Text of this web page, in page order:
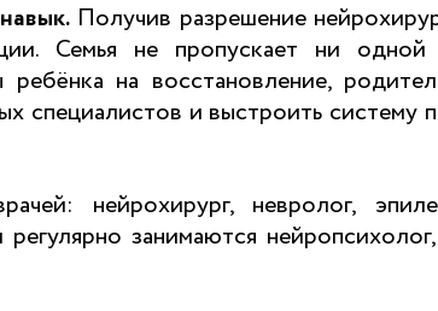
Получив разрешение
Семья не пропускает ни
ребёнка на восстановление,
специалистов и выстроить систему
нейрохирург, невролог,
занимаются